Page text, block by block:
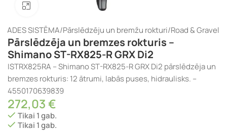
Noklikšķiniet, lai palielinātu
SISTĒMA/Pārslēdzēju un bremžu rokturi/Road & Gravel
Pārslēdzēja un bremzes rokturis –
Shimano ST-RX825-R GRX Di2
ISTRX825RA – Shimano ST-RX825-R GRX Di2 pārslēdzēja un
bremzes rokturis: 12 ātrumi, labās puses, hidraulisks. –
4550170639839
272,03€
Tikai 1 gab.
Tikai 1 gab.